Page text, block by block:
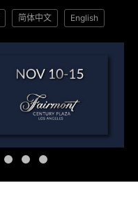
简体中文 English